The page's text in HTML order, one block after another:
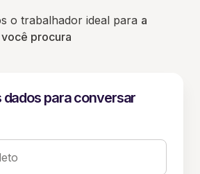
o trabalhador ideal para a
procura
dados para conversar